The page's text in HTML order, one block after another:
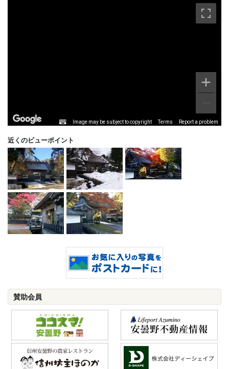
Image may be subject to copyright Terms Report a problem
近くのビューポイント
賛助会員